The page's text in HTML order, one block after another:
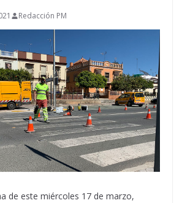
Redacción PM
de este miércoles 17 de marzo,